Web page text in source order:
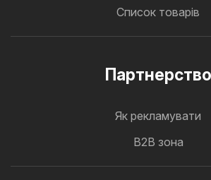
Список товарів
Партнерство
Як рекламувати
B2B зона